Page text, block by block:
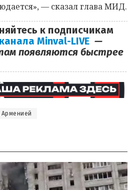
— сказал глава МИД.
к подписчикам
Minval-LIVE —
появляются быстрее
Арменией